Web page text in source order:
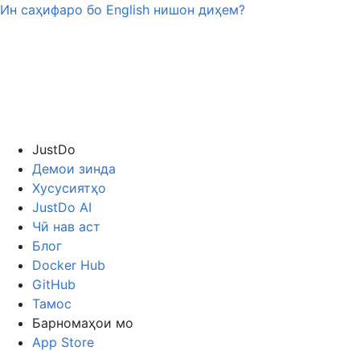
Ин саҳифаро бо English нишон диҳем?
JustDo
Демои зинда
Хусусиятҳо
JustDo AI
Чӣ нав аст
Блог
Docker Hub
GitHub
Тамос
Барномаҳои мо
App Store